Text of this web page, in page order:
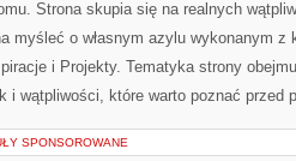
Strona skupia się na realnych
myśleć o własnym azylu wykonanym z
i Projekty. Tematyka strony
i wątpliwości, które warto poznać przed
SPONSOROWANE